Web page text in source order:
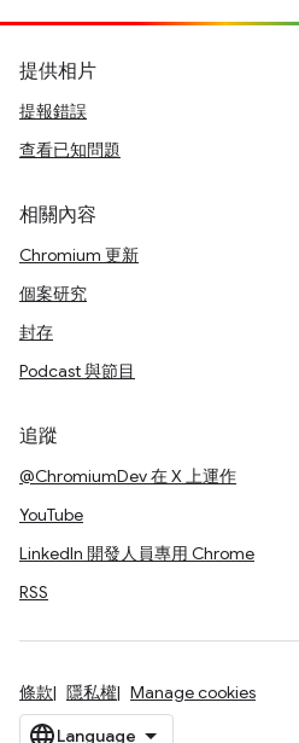
提供相片
提報錯誤
查看已知問題
相關內容
Chromium 更新
個案研究
封存
Podcast 與節目
追蹤
@ChromiumDev 在 X 上運作
YouTube
LinkedIn 開發人員專用 Chrome
RSS
條款 隱私權 Manage cookies